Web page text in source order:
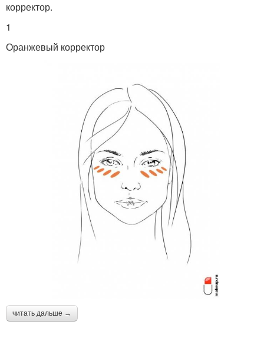
корректор.
1
Оранжевый корректор
читать дальше →